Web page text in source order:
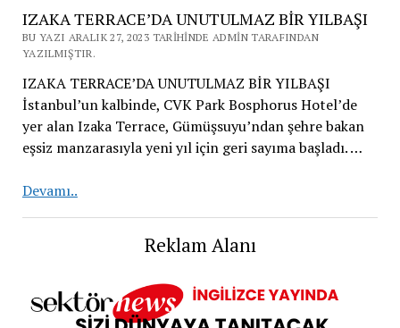
IZAKA TERRACE’DA UNUTULMAZ BİR YILBAŞI
BU YAZI ARALIK 27, 2023 TARIHINDE ADMIN TARAFINDAN
YAZILMIŞTIR.
IZAKA TERRACE’DA UNUTULMAZ BİR YILBAŞI
İstanbul’un kalbinde, CVK Park Bosphorus Hotel’de
yer alan Izaka Terrace, Gümüşsuyu’ndan şehre bakan
eşsiz manzarasıyla yeni yıl için geri sayıma başladı. …
Devamı..IZAKA
Reklam Alanı